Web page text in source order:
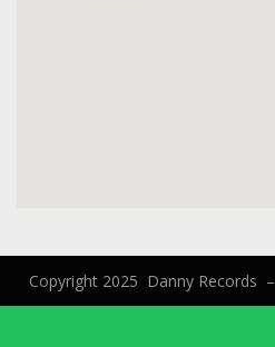
Copyright 2025 Danny Records –